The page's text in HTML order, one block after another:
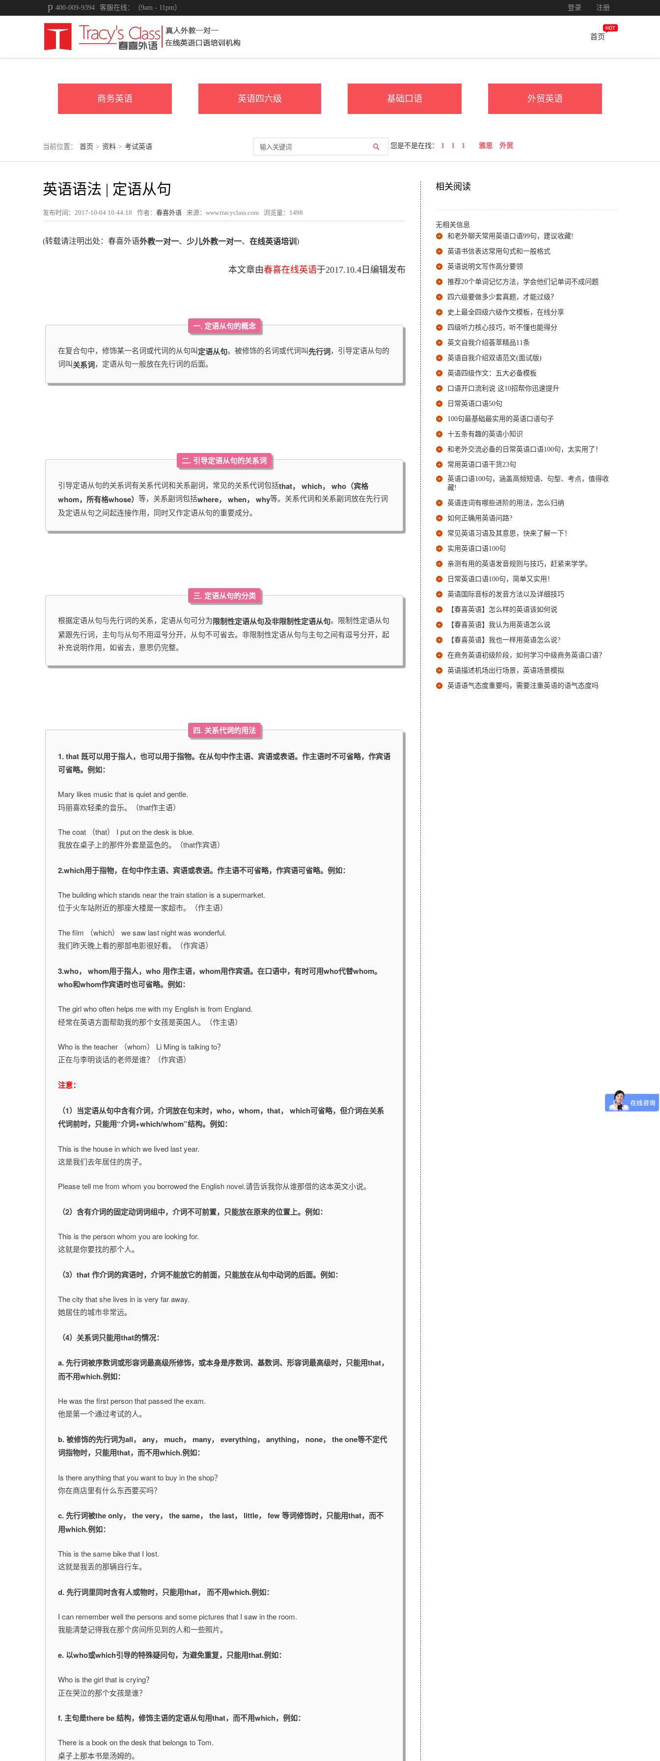
400-009-9394 客服在线：（9am - 11pm） 登录 注册
首页
商务英语 英语四六级 基础口语 外贸英语
当前位置： 首页 > 资料 > 考试英语 您是不是在找： 1 1 1 雅思 外贸
英语语法 | 定语从句
发布时间：2017-10-04 10:44:18 作者： 春喜外语 来源：www.tracyclass.com 浏览量： 1498
(转载请注明出处：春喜外语外教一对一、 少儿外教一对一、 在线英语培训 )
本文章由春喜在线英语于2017.10.4 日编辑发布
一. 定语从句的概念
在复合句中，修饰某一名词或代词的从句叫定语从句。被修饰的名词或代词叫先行词，引导定语从句的
词叫关系词，定语从句一般放在先行词的后面。
二. 引导定语从句的关系词
引导定语从句的关系词有关系代词和关系副词，常见的关系代词包括that， which， who（宾格
whom，所有格whose） 等，关系副词包括where， when， why等。关系代词和关系副词放在先行词
及定语从句之间起连接作用，同时又作定语从句的重要成分。
三. 定语从句的分类
根据定语从句与先行词的关系，定语从句可分为限制性定语从句及非限制性定语从句。限制性定语从句
紧跟先行词，主句与从句不用逗号分开，从句不可省去。非限制性定语从句与主句之间有逗号分开，起
补充说明作用，如省去，意思仍完整。
四. 关系代词的用法
1. that 既可以用于指人，也可以用于指物。在从句中作主语、宾语或表语。作主语时不可省略，作宾语
可省略。例如：
Mary likes music that is quiet and gentle.
玛丽喜欢轻柔的音乐。（that作主语）
The coat （that） I put on the desk is blue.
我放在桌子上的那件外套是蓝色的。（that作宾语）
2.which用于指物，在句中作主语、宾语或表语。作主语不可省略，作宾语可省略。例如：
The building which stands near the train station is a supermarket.
位于火车站附近的那座大楼是一家超市。（作主语）
The film （which） we saw last night was wonderful.
我们昨天晚上看的那部电影很好看。（作宾语）
3.who， whom用于指人，who 用作主语，whom用作宾语。在口语中，有时可用who代替whom。
who和whom作宾语时也可省略。例如：
The girl who often helps me with my English is from England.
经常在英语方面帮助我的那个女孩是英国人。（作主语）
Who is the teacher （whom） Li Ming is talking to？
正在与李明谈话的老师是谁？（作宾语）
注意：
（1）当定语从句中含有介词，介词放在句末时，who，whom，that， which可省略，但介词在关系
代词前时，只能用“介词+which/whom”结构。例如：
This is the house in which we lived last year.
这是我们去年居住的房子。
Please tell me from whom you borrowed the English novel.请告诉我你从谁那借的这本英文小说。
（2）含有介词的固定动词词组中，介词不可前置，只能放在原来的位置上。例如：
This is the person whom you are looking for.
这就是你要找的那个人。
（3）that 作介词的宾语时，介词不能放它的前面，只能放在从句中动词的后面。例如：
The city that she lives in is very far away.
她居住的城市非常远。
（4）关系词只能用that的情况：
a. 先行词被序数词或形容词最高级所修饰，或本身是序数词、基数词、形容词最高级时，只能用that，
而不用which.例如：
He was the first person that passed the exam.
他是第一个通过考试的人。
b. 被修饰的先行词为all， any， much， many， everything， anything， none， the one等不定代
词指物时，只能用that，而不用which.例如：
Is there anything that you want to buy in the shop？
你在商店里有什么东西要买吗？
c. 先行词被the only， the very， the same， the last， little， few 等词修饰时，只能用that，而不
用which.例如：
This is the same bike that I lost.
这就是我丢的那辆自行车。
d. 先行词里同时含有人或物时，只能用that， 而不用which.例如：
I can remember well the persons and some pictures that I saw in the room.
我能清楚记得我在那个房间所见到的人和一些照片。
e. 以who或which引导的特殊疑问句，为避免重复，只能用that.例如：
Who is the girl that is crying？
正在哭泣的那个女孩是谁？
f. 主句是there be 结构，修饰主语的定语从句用that，而不用which，例如：
There is a book on the desk that belongs to Tom.
桌子上那本书是汤姆的。
相关阅读
无相关信息
和老外聊天常用英语口语99句，建议收藏!
英语书信表达常用句式和一般格式
英语说明文写作高分要领
推荐20个单词记忆方法，学会他们记单词不成问题
四六级要做多少套真题，才能过级？
史上最全四级六级作文模板，在线分享
四级听力核心技巧，听不懂也能得分
英文自我介绍荟萃精品11条
英语自我介绍双语范文(面试版)
英语四级作文：五大必备模板
口语开口流利说 这10招帮你迅速提升
日常英语口语50句
100句最基础最实用的英语口语句子
十五条有趣的英语小知识
和老外交流必备的日常英语口语100句，太实用了！
常用英语口语干货23句
英语口语100句，涵盖高频短语、句型、考点，值得收
藏!
英语连词有哪些进阶的用法，怎么归纳
如何正确用英语问路?
常见英语习语及其意思，快来了解一下！
实用英语口语100句
亲测有用的英语发音规则与技巧，赶紧来学学。
日常英语口语100句，简单又实用！
英语国际音标的发音方法以及详细技巧
【春喜英语】怎么样的英语该如何说
【春喜英语】我认为用英语怎么说
【春喜英语】我也一样用英语怎么说?
在商务英语初级阶段，如何学习中级商务英语口语？
英语描述机场出行场景，英语场景模拟
英语语气态度重要吗，需要注重英语的语气态度吗